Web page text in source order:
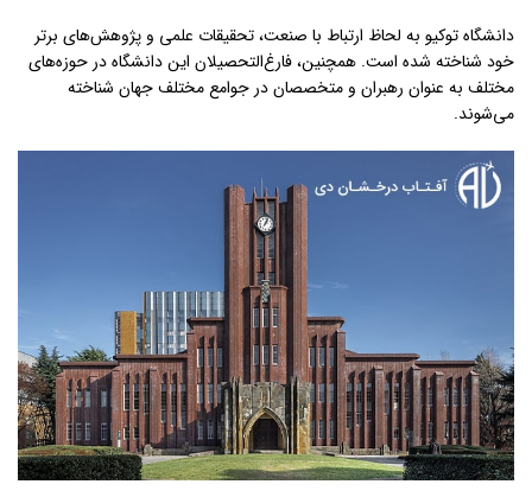
دانشگاه توکیو به لحاظ ارتباط با صنعت، تحقیقات علمی و پژوهش‌های برتر
خود شناخته شده است. همچنین، فارغ‌التحصیلان این دانشگاه در حوزه‌های
مختلف به عنوان رهبران و متخصصان در جوامع مختلف جهان شناخته
می‌شوند.